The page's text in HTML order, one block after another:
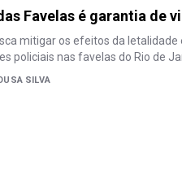
Favelas é garantia de
mitigar os efeitos da letalidade
policiais nas favelas do Rio de
SILVA